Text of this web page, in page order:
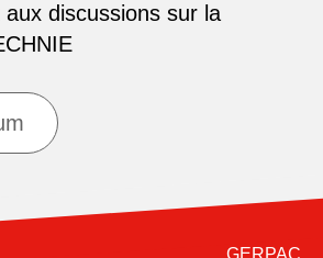
discussions sur la